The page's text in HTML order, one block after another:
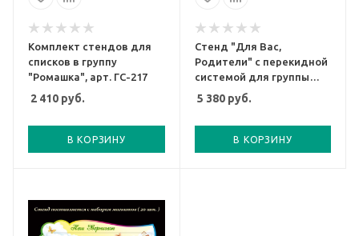
Комплект стендов для
списков в группу
"Ромашка", арт. ГС-217
2 410 руб.
В КОРЗИНУ
Стенд "Для Вас,
Родители" с перекидной
системой для группы
Ромашка, арт. ГС-817
5 380руб.
В КОРЗИНУ